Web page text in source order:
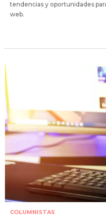
tendencias y oportunidades
web.
COLUMNISTAS